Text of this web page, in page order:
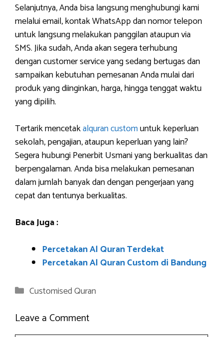
Selanjutnya, Anda bisa langsung menghubungi kami
melalui email, kontak WhatsApp dan nomor telepon
untuk langsung melakukan panggilan ataupun via
SMS. Jika sudah, Anda akan segera terhubung
dengan customer service yang sedang bertugas dan
sampaikan kebutuhan pemesanan Anda mulai dari
produk yang diinginkan, harga, hingga tenggat waktu
yang dipilih.
Tertarik mencetakalquran customuntuk keperluan
sekolah, pengajian, ataupun keperluan yang lain?
Segera hubungi Penerbit Usmani yang berkualitas dan
berpengalaman. Anda bisa melakukan pemesanan
dalam jumlah banyak dan dengan pengerjaan yang
cepat dan tentunya berkualitas.
Baca Juga :
Percetakan Al Quran Terdekat
Percetakan Al Quran Custom di Bandung
Categories
Customised Quran
Leave a Comment